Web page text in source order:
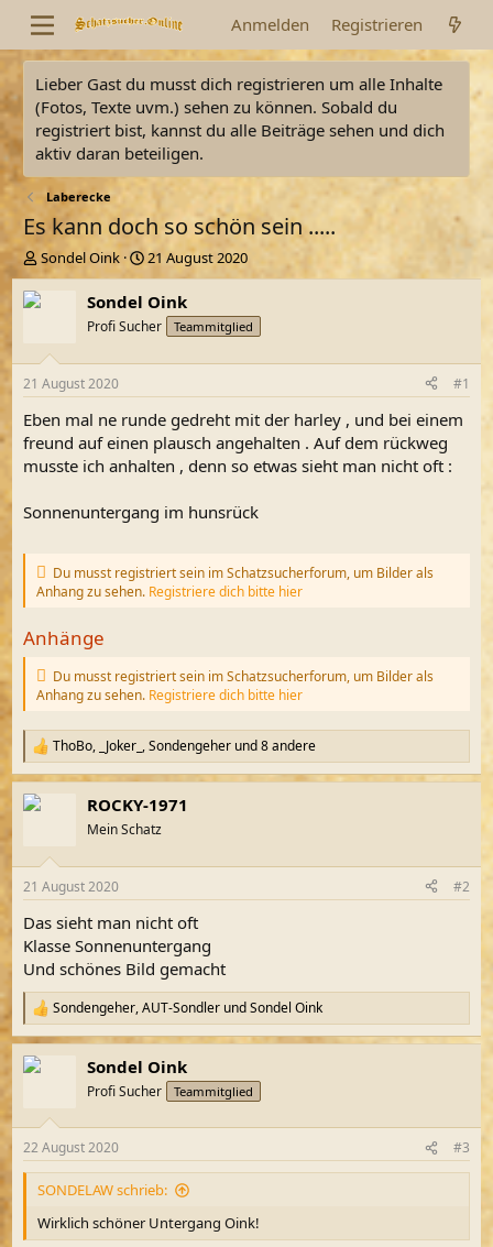
Anmelden Registrieren
Lieber Gast du musst dich registrieren um alle Inhalte
(Fotos, Texte uvm.) sehen zu können. Sobald du
registriert bist, kannst du alle Beiträge sehen und dich
aktiv daran beteiligen.
Laberecke
Es kann doch so schön sein .....
E
r
s
e
r
Sondel Oink
E
r
s
e
t
a
21 August 2020
Sondel Oink
Profi Sucher Teammitglied
21 August 2020 #1
Eben mal ne runde gedreht mit der harley , und bei einem
freund auf einen plausch angehalten . Auf dem rückweg
musste ich anhalten , denn so etwas sieht man nicht oft :
Sonnenuntergang im hunsrück
Du musst registriert sein im Schatzsucherforum, um Bilder als
Anhang zu sehen. Registriere dich bitte hier
Anhänge
Du musst registriert sein im Schatzsucherforum, um Bilder als
Anhang zu sehen. Registriere dich bitte hier
R
e
a
k
e
:
ThoBo, _Joker_ ,Sondengeher und 8 andere
ROCKY-1971
Mein Schatz
21 August 2020 #2
Das sieht man nicht oft
Klasse Sonnenuntergang
Und schönes Bild gemacht
R
e
a
k
e
n
Sondengeher,AUT-Sondler undSondel Oink
Sondel Oink
Profi Sucher Teammitglied
22 August 2020 #3
SONDELAW schrieb:
Wirklich schöner Untergang Oink!